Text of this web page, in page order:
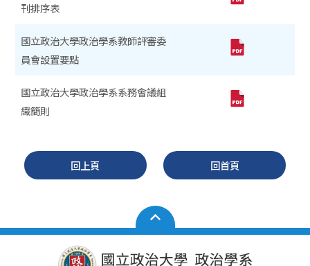
刊排序表
國立政治大學政治學系教師評審委
員會設置要點
國立政治大學政治學系系務會議組
織簡則
回上頁 回首頁